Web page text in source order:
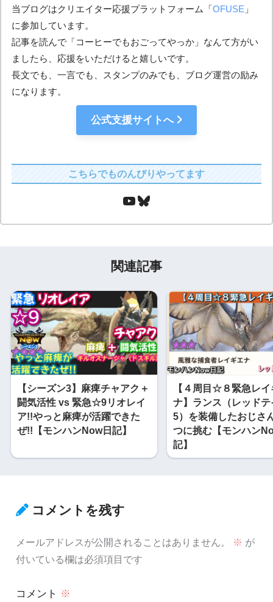
当ブログはクリエイター応援プラットフォーム「OFUSE 」
に参加しています。
記事を読んで「コーヒーでもおごってやっか」なんて方がい
ましたら、応援をいただけると嬉しいです。
長文でも、一言でも、スタンプのみでも、ブログ運営の励み
になります。
公式支援サイトへ
こちらでものんびりやってます
関連記事
【シーズン3】麻痺チャアク＋
闘気活性 vs 緊急☆9リオレイ
ア!!やっと麻痺が活躍できた
ぜ!!【モンハンNow日記】
【４周目☆８緊急レイ
ナ】ランス（レッドテ
5）を装備したおじさ
つに挑む【モンハン
記】
コメントを残す
メールアドレスが公開されることはありません。 ※ が
付いている欄は必須項目です
コメント ※